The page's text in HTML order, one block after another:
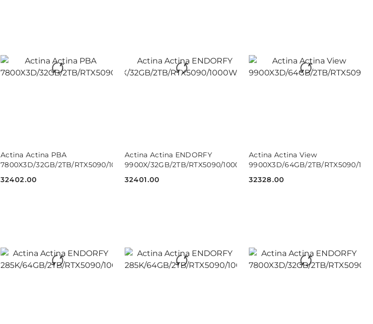
Actina Actina PBA
7800X3D/32GB/2TB/RTX5090/1000W
Cena:
32402.00
Actina Actina ENDORFY
9900X/32GB/2TB/RTX5090/1000W/W11H
Cena:
32401.00
Actina Actina View
9900X3D/64GB/2TB/RTX5090/
Cena:
32328.00
DO KOSZYKA